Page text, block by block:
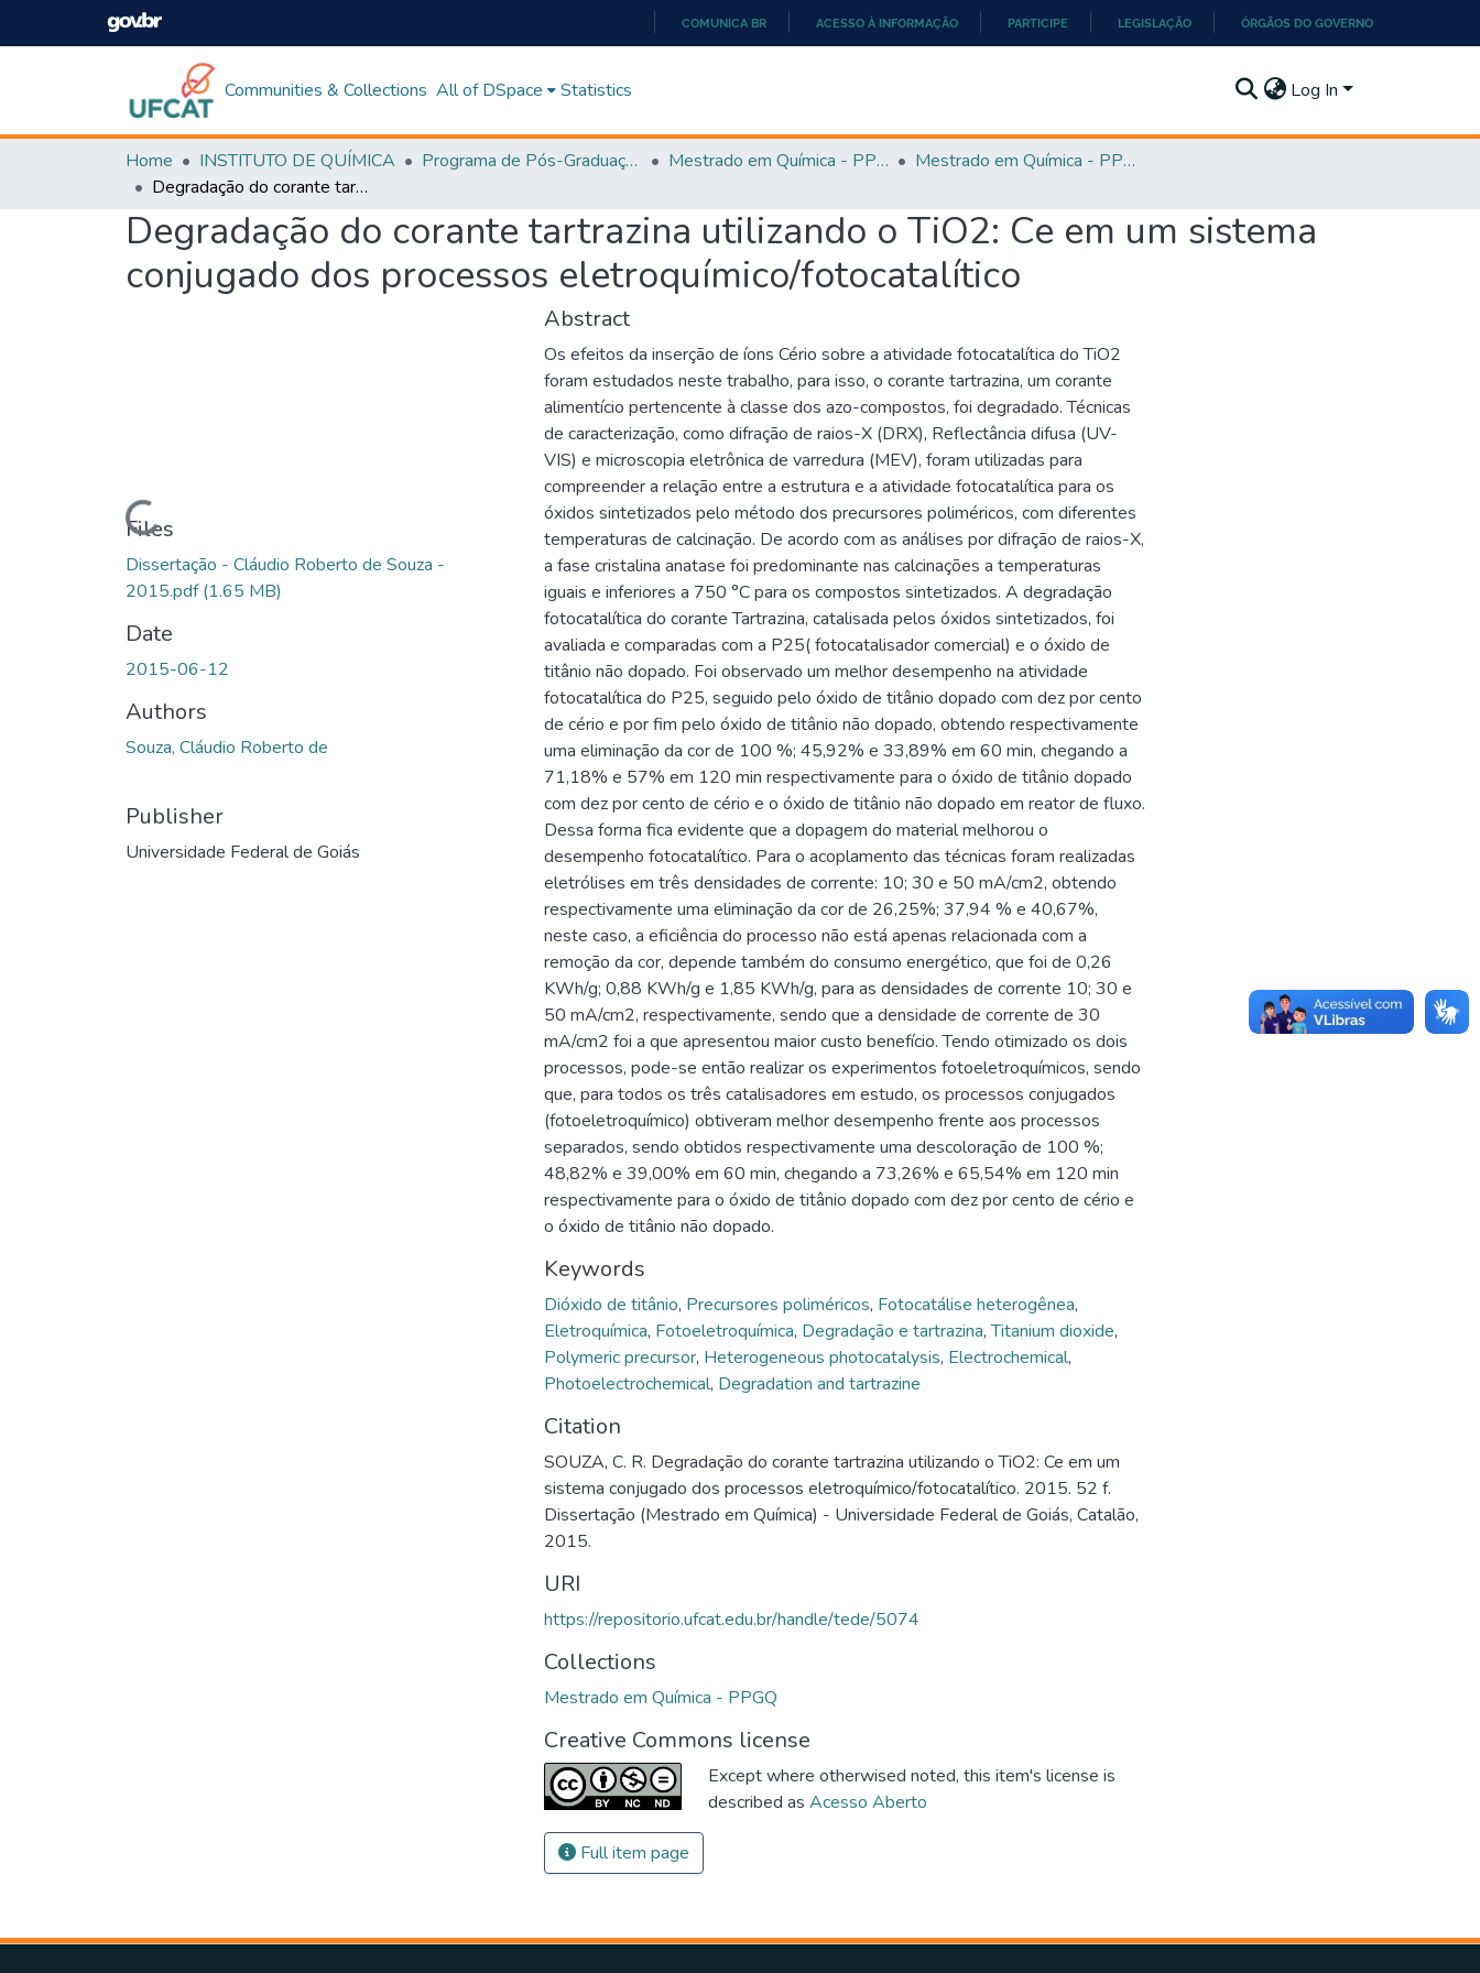
CONTEÚDO
COMUNICA BR ACESSO À INFORMAÇÃO PARTICIPE LEGISLAÇÃO ÓRGÃOS DO GOVERNO
Communities & Collections All of DSpace Statistics Log In
Home INSTITUTO DE QUÍMICA Programa de Pós-Graduação em Química - PPGQ Mestrado em Química - PPGQ
Mestrado em Química - PPGQ
Degradação do corante tartrazina utilizando o TiO2: Ce em um sistema conjugado dos processos eletroquímico/fotocatalítico
Degradação do corante tartrazina utilizando o TiO2: Ce em um sistema
conjugado dos processos eletroquímico/fotocatalítico
Loading...
Files
Dissertação - Cláudio Roberto de Souza -
2015.pdf(1.65 MB)
Date
2015-06-12
Authors
Souza, Cláudio Roberto de
Publisher
Universidade Federal de Goiás
Abstract
Os efeitos da inserção de íons Cério sobre a atividade fotocatalítica do TiO2
foram estudados neste trabalho, para isso, o corante tartrazina, um corante
alimentício pertencente à classe dos azo-compostos, foi degradado. Técnicas
de caracterização, como difração de raios-X (DRX), Reflectância difusa (UV-
VIS) e microscopia eletrônica de varredura (MEV), foram utilizadas para
compreender a relação entre a estrutura e a atividade fotocatalítica para os
óxidos sintetizados pelo método dos precursores poliméricos, com diferentes
temperaturas de calcinação. De acordo com as análises por difração de raios-X,
a fase cristalina anatase foi predominante nas calcinações a temperaturas
iguais e inferiores a 750 °C para os compostos sintetizados. A degradação
fotocatalítica do corante Tartrazina, catalisada pelos óxidos sintetizados, foi
avaliada e comparadas com a P25( fotocatalisador comercial) e o óxido de
titânio não dopado. Foi observado um melhor desempenho na atividade
fotocatalítica do P25, seguido pelo óxido de titânio dopado com dez por cento
de cério e por fim pelo óxido de titânio não dopado, obtendo respectivamente
uma eliminação da cor de 100 %; 45,92% e 33,89% em 60 min, chegando a
71,18% e 57% em 120 min respectivamente para o óxido de titânio dopado
com dez por cento de cério e o óxido de titânio não dopado em reator de fluxo.
Dessa forma fica evidente que a dopagem do material melhorou o
desempenho fotocatalítico. Para o acoplamento das técnicas foram realizadas
eletrólises em três densidades de corrente: 10; 30 e 50 mA/cm2, obtendo
respectivamente uma eliminação da cor de 26,25%; 37,94 % e 40,67%,
neste caso, a eficiência do processo não está apenas relacionada com a
remoção da cor, depende também do consumo energético, que foi de 0,26
KWh/g; 0,88 KWh/g e 1,85 KWh/g, para as densidades de corrente 10; 30 e
50 mA/cm2, respectivamente, sendo que a densidade de corrente de 30
mA/cm2 foi a que apresentou maior custo benefício. Tendo otimizado os dois
processos, pode-se então realizar os experimentos fotoeletroquímicos, sendo
que, para todos os três catalisadores em estudo, os processos conjugados
(fotoeletroquímico) obtiveram melhor desempenho frente aos processos
separados, sendo obtidos respectivamente uma descoloração de 100 %;
48,82% e 39,00% em 60 min, chegando a 73,26% e 65,54% em 120 min
respectivamente para o óxido de titânio dopado com dez por cento de cério e
o óxido de titânio não dopado.
Keywords
Dióxido de titânio, Precursores poliméricos, Fotocatálise heterogênea,
Eletroquímica, Fotoeletroquímica, Degradação e tartrazina,Titanium dioxide,
Polymeric precursor, Heterogeneous photocatalysis, Electrochemical,
Photoelectrochemical, Degradation and tartrazine
Citation
SOUZA, C. R. Degradação do corante tartrazina utilizando o TiO2: Ce em um
sistema conjugado dos processos eletroquímico/fotocatalítico. 2015. 52 f.
Dissertação (Mestrado em Química) - Universidade Federal de Goiás, Catalão,
2015.
URI
https://repositorio.ufcat.edu.br/handle/tede/5074
Collections
Mestrado em Química - PPGQ
Creative Commons license
Except where otherwised noted, this item's license is
described as Acesso Aberto
Full item page